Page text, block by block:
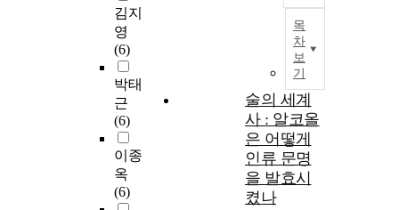
김지
영
(6)
박태
근
(6)
이종
옥
(6)
목
차
보
기
술의 세계
사 : 알코올
은 어떻게
인류 문명
을 발효시
켰나